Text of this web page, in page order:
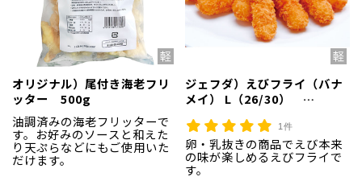
オリジナル）尾付き海老フリ
ッター 500g
油調済みの海老フリッターで
す。お好みのソースと和えた
り天ぷらなどにもご使用いた
だけます。
ジェフダ）えびフライ（バナ
メイ） L（26/30）
1件
卵・乳抜きの商品でえび本来
の味が楽しめるえびフライで
す。